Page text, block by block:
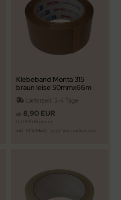
Klebeband Monta 315
braun leise 50mmx66m
Naturkautschukkleber
Lieferzeit: 3-4 Tage
ab 8,90 EUR
0,04 EUR pro m
inkl. 19 % MwSt. zzgl. Versandkosten